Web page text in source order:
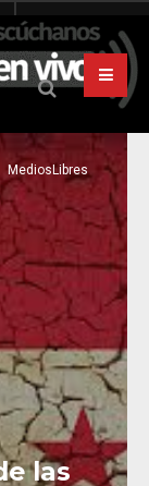
MediosLibres
las